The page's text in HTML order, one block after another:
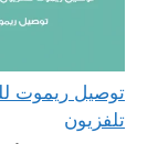
تلفزيون